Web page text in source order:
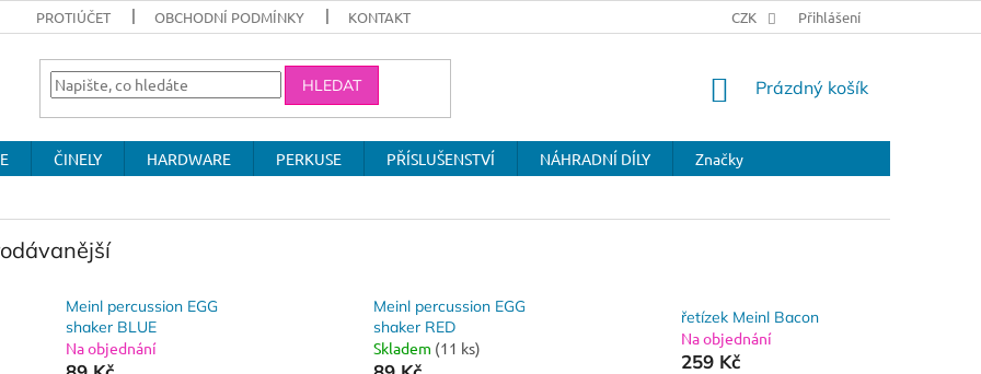
PROTIÚČET OBCHODNÍ PODMÍNKY KONTAKT CZK Přihlášení
HLEDAT
NÁKUPNÍ
Prázdný košík
ČINELY HARDWARE PERKUSE PŘÍSLUŠENSTVÍ NÁHRADNÍ DÍLY
Značky
Meinl percussion EGG
shaker BLUE
Na objednání
Meinl percussion EGG
shaker RED
Skladem (11 ks)
řetízek Meinl Bacon
Na objednání
259 Kč